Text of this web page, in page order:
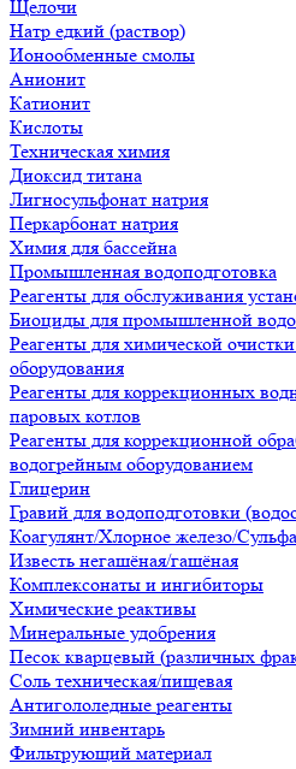
Щелочи
Натр едкий (раствор)
Ионообменные смолы
Анионит
Катионит
Кислоты
Техническая химия
Диоксид титана
Лигносульфонат натрия
Перкарбонат натрия
Химия для бассейна
Промышленная водоподготовка
Реагенты для обслуживания
Биоциды для промышленной
Реагенты для химической
оборудования
Реагенты для коррекционных
паровых котлов
Реагенты для коррекционной
водогрейным оборудованием
Глицерин
Гравий для водоподготовки
Коагулянт/Хлорное железо/
Известь негашёная/гашёная
Комплексонаты и ингибиторы
Химические реактивы
Минеральные удобрения
Песок кварцевый (различных
Соль техническая/пищевая
Антигололедные реагенты
Зимний инвентарь
Фильтрующий материал